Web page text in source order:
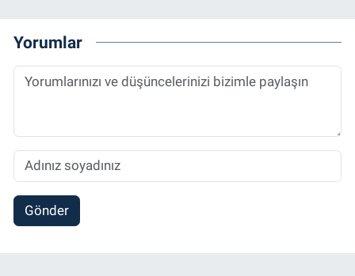
Yorumlar
Gönder